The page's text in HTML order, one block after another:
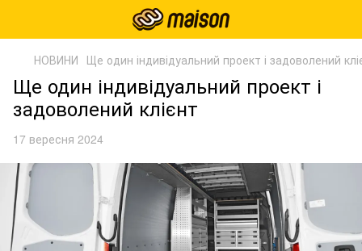
НОВИНИ Ще один індивідуальний проект і задоволений
Ще один індивідуальний проект і
задоволений клієнт
17 вересня 2024